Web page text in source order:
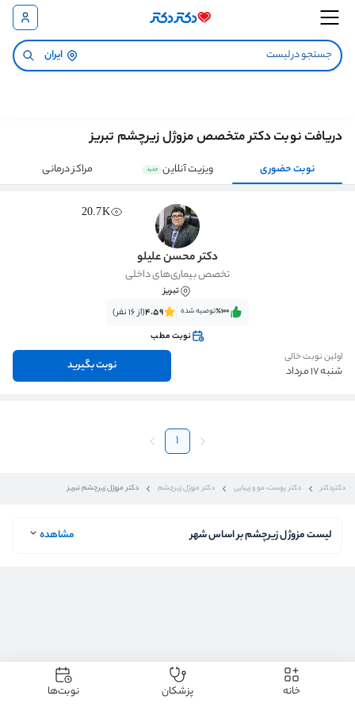
ایران
دکتردکتر دکتر پوست، مو و زیبایی دکتر مزوژل زیرچشم دکتر مزوژل زیرچشم تبریز
دریافت نوبت دکتر متخصص مزوژل زیرچشم تبریز
نوبت حضوری ویزیت آنلاین جدید مراکز درمانی
20.7K
دکتر محسن علیلو
تخصص بیماری‌های داخلی
تبریز
٪100‌‌‌توصیه شده 4.59(از 16 نفر)
نوبت مطب
اولین نوبت خالی
شنبه 17 مرداد نوبت بگیرید
1
لیست مزوژل زیرچشم بر اساس شهر مشاهده
خانه پزشکان نوبت‌ها